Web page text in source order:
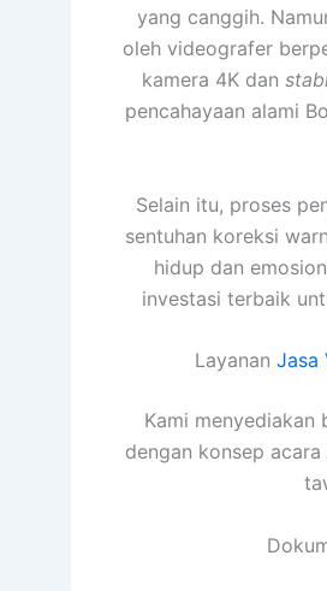
yang canggih.
oleh videografer
kamera 4K dan
pencahayaan alami
Selain itu, proses
sentuhan koreksi
hidup dan
investasi terbaik
Layanan Jasa
Kami menyediakan
dengan konsep